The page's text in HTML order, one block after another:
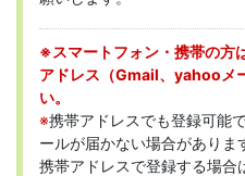
※スマートフォン・携帯の方
アドレス（Gmail、yahooメ
い。
※携帯アドレスでも登録可能
ールが届かない場合がありま
携帯アドレスで登録する場合